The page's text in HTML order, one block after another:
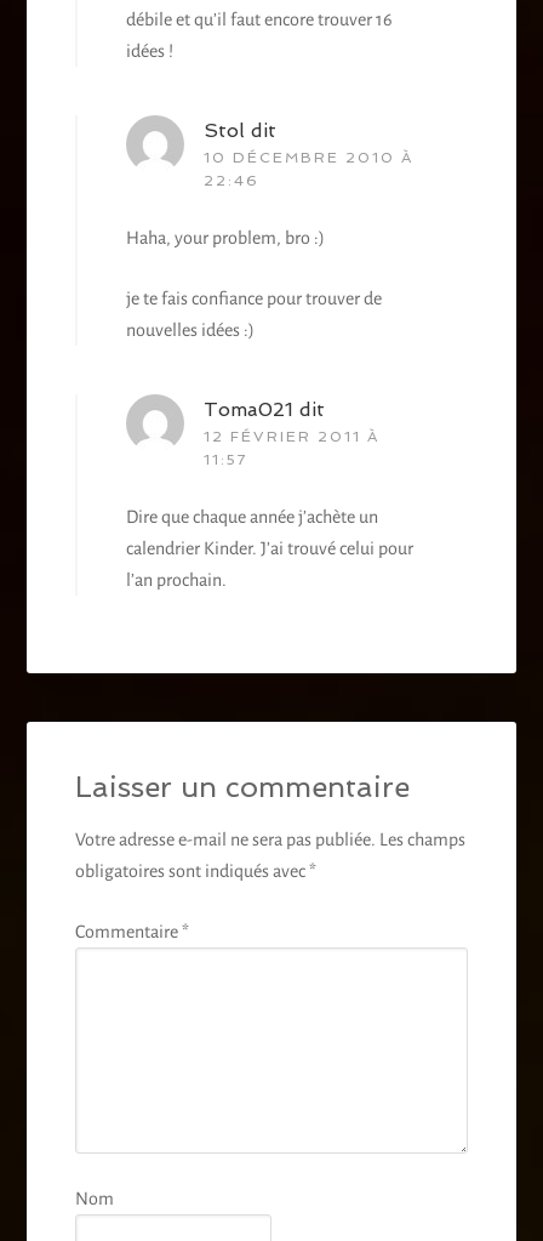
débile et qu’il faut encore trouver 16
idées !
Stol dit
10 DÉCEMBRE 2010 À
22:46
Haha, your problem, bro :)
je te fais confiance pour trouver de
nouvelles idées :)
Toma021 dit
12 FÉVRIER 2011 À
11:57
Dire que chaque année j’achète un
calendrier Kinder. J’ai trouvé celui pour
l’an prochain.
Laisser un commentaire
Votre adresse e-mail ne sera pas publiée. Les champs
obligatoires sont indiqués avec*
Commentaire*
Nom